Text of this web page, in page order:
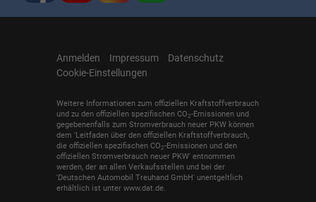
Anmelden Impressum
Datenschutz
Cookie-Einstellungen
Weitere Informationen zum offiziellen Kraftstoffverbrauch
und zu den offiziellen spezifischen CO2-Emissionen und
gegebenenfalls zum Stromverbrauch neuer PKW können
dem 'Leitfaden über den offiziellen Kraftstoffverbrauch,
die offiziellen spezifischen CO2-Emissionen und den
offiziellen Stromverbrauch neuer PKW' entnommen
werden, der an allen Verkaufsstellen und bei der
'Deutschen Automobil Treuhand GmbH' unentgeltlich
erhältlich ist unter www.dat.de.